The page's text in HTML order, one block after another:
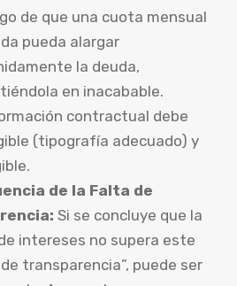
de que una cuota mensual
pueda alargar
la deuda,
en inacabable.
contractual debe
(tipografía adecuado) y
de la Falta de
Si se concluye que la
intereses no supera este
transparencia”, puede ser